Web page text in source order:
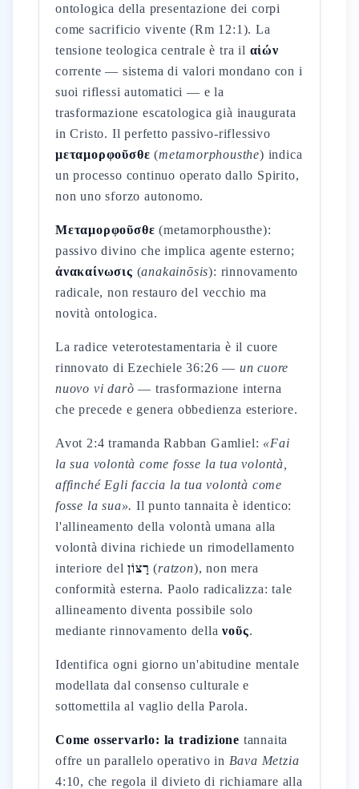
ontologica della presentazione dei corpi
come sacrificio vivente (Rm 12:1). La
tensione teologica centrale è tra il αἰών
corrente — sistema di valori mondano con i
suoi riflessi automatici — e la
trasformazione escatologica già inaugurata
in Cristo. Il perfetto passivo-riflessivo
μεταμορφοῦσθε (metamorphousthe) indica
un processo continuo operato dallo Spirito,
non uno sforzo autonomo.
Μεταμορφοῦσθε (metamorphousthe):
passivo divino che implica agente esterno;
ἀνακαίνωσις (anakainōsis): rinnovamento
radicale, non restauro del vecchio ma
novità ontologica.
La radice veterotestamentaria è il cuore
rinnovato di Ezechiele 36:26 — un cuore
nuovo vi darò — trasformazione interna
che precede e genera obbedienza esteriore.
Avot 2:4 tramanda Rabban Gamliel: «Fai
la sua volontà come fosse la tua volontà,
affinché Egli faccia la tua volontà come
fosse la sua». Il punto tannaita è identico:
l'allineamento della volontà umana alla
volontà divina richiede un rimodellamento
interiore delרָצוֹן (ratzon), non mera
conformità esterna. Paolo radicalizza: tale
allineamento diventa possibile solo
mediante rinnovamento dellaνοῦς.
Identifica ogni giorno un'abitudine mentale
modellata dal consenso culturale e
sottomettila al vaglio della Parola.
Come osservarlo: la tradizione tannaita
offre un parallelo operativo in Bava Metzia
4:10, che regola il divieto di richiamare alla